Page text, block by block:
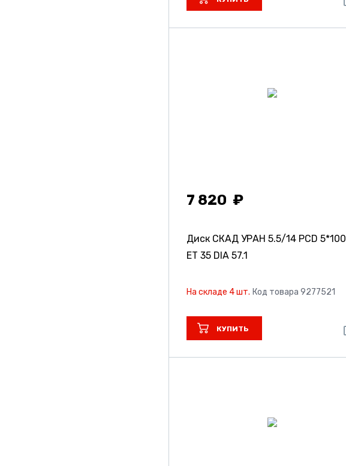
7 820
Диск СКАД УРАН 5.5/14 PCD 5*100
ET 35 DIA 57.1
На складе 4 шт. Код товара 9277521
КУПИТЬ